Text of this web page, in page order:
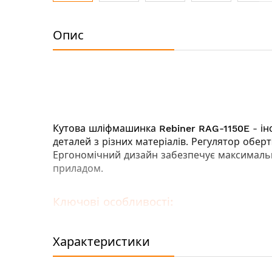
початку
галереї
Опис
Кутова шліфмашинка Rebiner RAG-1150E -
деталей з різних матеріалів. Регулятор
Ергономічний дизайн забезпечує
приладом.
Ключові особливості:
Вентиляційні отвори забезпечують
Характеристики